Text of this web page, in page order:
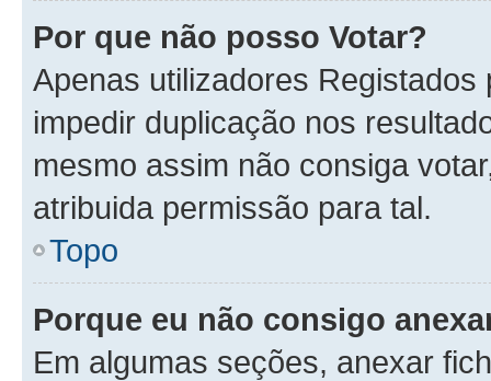
Por que não posso Votar?
Apenas utilizadores
impedir duplicação nos
mesmo assim não consiga
atribuida permissão para tal.
Topo
Porque eu não consigo
Em algumas seções, anexar